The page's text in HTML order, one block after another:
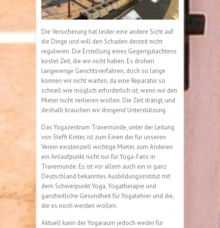
Die Versicherung hat leider eine andere Sicht auf
die Dinge und will den Schaden derzeit nicht
regulieren. Die Erstellung eines Gegengutachtens
kostet Zeit, die wir nicht haben. Es drohen
langwierige Gerichtsverfahren, doch so lange
können wir nicht warten, da eine Reparatur so
schnell wie möglich erforderlich ist, wenn wir den
Mieter nicht verlieren wollen. Die Zeit drängt, und
deshalb brauchen wir dringend Unterstützung.
Das Yogazentrum Travemünde, unter der Leitung
von Steffi Kinter, ist zum Einen der für unseren
Verein existenziell wichtige Mieter, zum Anderen
ein Anlaufpunkt nicht nur für Yoga-Fans in
Travemünde. Es ist vor allem auch ein in ganz
Deutschland bekanntes Ausbildungsinstitut mit
dem Schwerpunkt Yoga, Yogatherapie und
ganzheitliche Gesundheit für Yogalehrer und die,
die es noch werden wollen.
Aktuell kann der Yogaraum jedoch weder für